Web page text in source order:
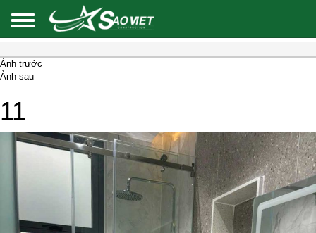
Ảnh trước
Ảnh sau
11